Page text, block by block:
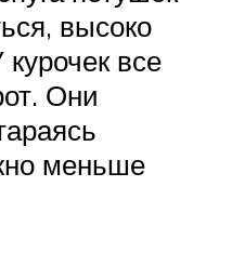
высоко
все
Они
меньше